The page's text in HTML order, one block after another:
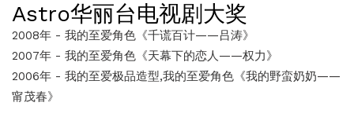
Astro华丽台电视剧大奖
2008年 - 我的至爱角色《千谎百计——吕涛》
2007年 - 我的至爱角色《天幕下的恋人——权力》
2006年 - 我的至爱极品造型,我的至爱角色《我的野蛮奶奶——
甯茂春》